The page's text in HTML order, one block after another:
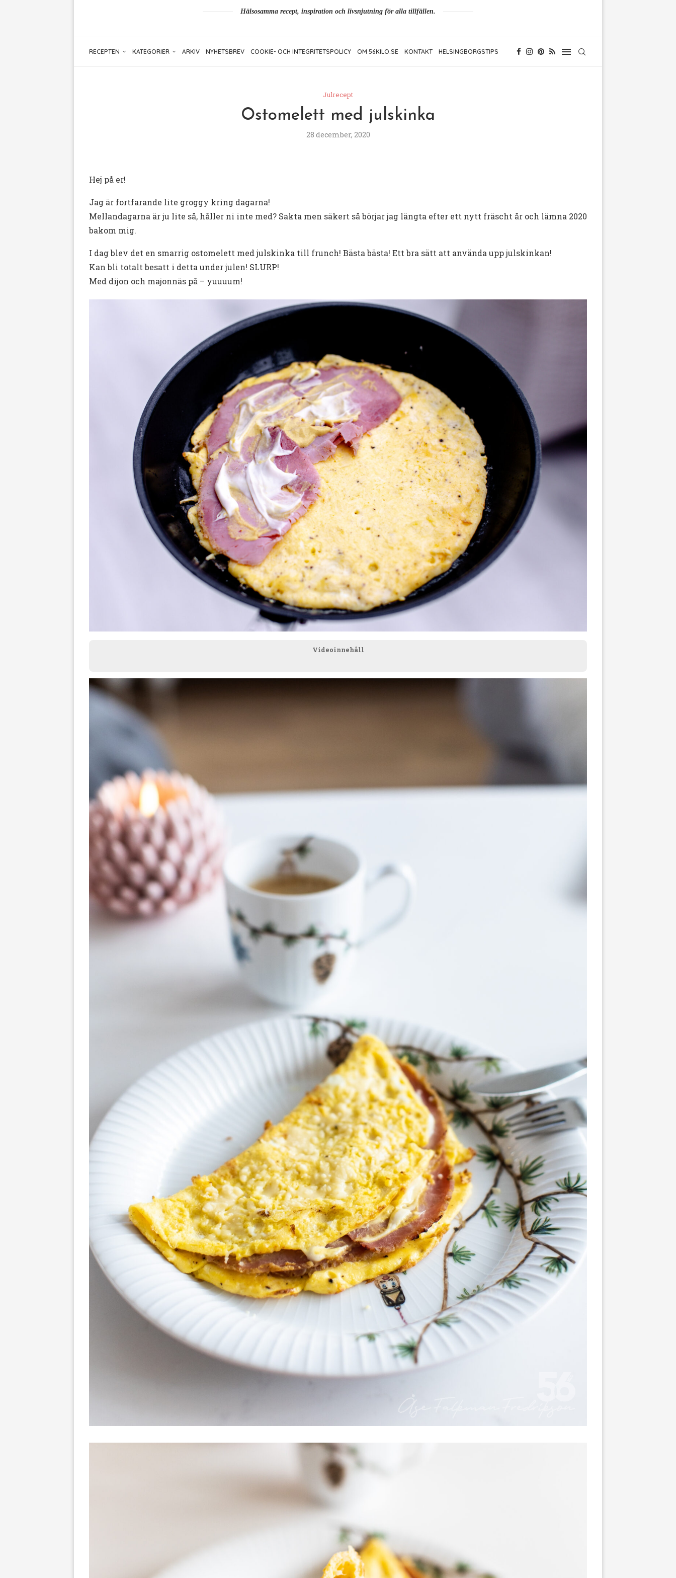
Hälsosamma recept, inspiration och livsnjutning för alla tillfällen.
RECEPTEN KATEGORIER ARKIV NYHETSBREV COOKIE- OCH INTEGRITETSPOLICY OM 56KILO.SE KONTAKT HELSINGBORGSTIPS
Julrecept
Ostomelett med julskinka
28 december, 2020
Hej på er!
Jag är fortfarande lite groggy kring dagarna!
Mellandagarna är ju lite så, håller ni inte med? Sakta men säkert så börjar jag längta efter ett nytt fräscht år och lämna 2020
bakom mig.
I dag blev det en smarrig ostomelett med julskinka till frunch! Bästa bästa! Ett bra sätt att använda upp julskinkan!
Kan bli totalt besatt i detta under julen! SLURP!
Med dijon och majonnäs på – yuuuum!
Videoinnehåll